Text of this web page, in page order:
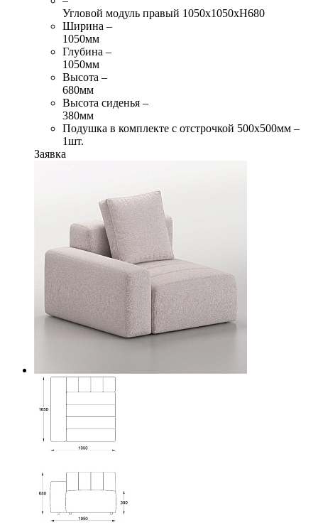
Угловой модуль правый 1050х1050хН680
Ширина –
1050мм
Глубина –
1050мм
Высота –
680мм
Высота сиденья –
380мм
Подушка в комплекте с отстрочкой 500х500мм –
1шт.
Заявка